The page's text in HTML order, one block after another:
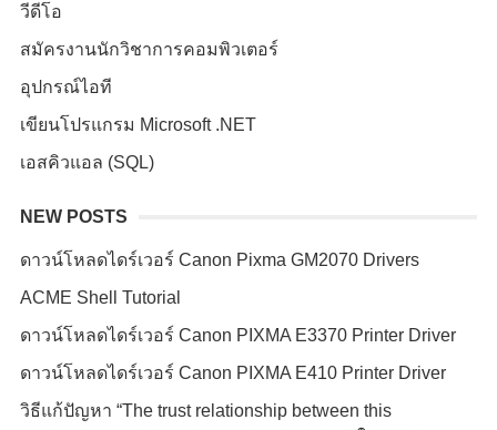
วีดีโอ
สมัครงานนักวิชาการคอมพิวเตอร์
อุปกรณ์ไอที
เขียนโปรแกรม Microsoft .NET
เอสคิวแอล (SQL)
NEW POSTS
ดาวน์โหลดไดร์เวอร์ Canon Pixma GM2070 Drivers
ACME Shell Tutorial
ดาวน์โหลดไดร์เวอร์ Canon PIXMA E3370 Printer Driver
ดาวน์โหลดไดร์เวอร์ Canon PIXMA E410 Printer Driver
วิธีแก้ปัญหา “The trust relationship between this